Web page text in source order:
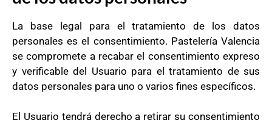
La base legal para el tratamiento de los datos
personales es el consentimiento. Pastelería Valencia
se compromete a recabar el consentimiento expreso
y verificable del Usuario para el tratamiento de sus
datos personales para uno o varios fines específicos.
El Usuario tendrá derecho a retirar su consentimiento